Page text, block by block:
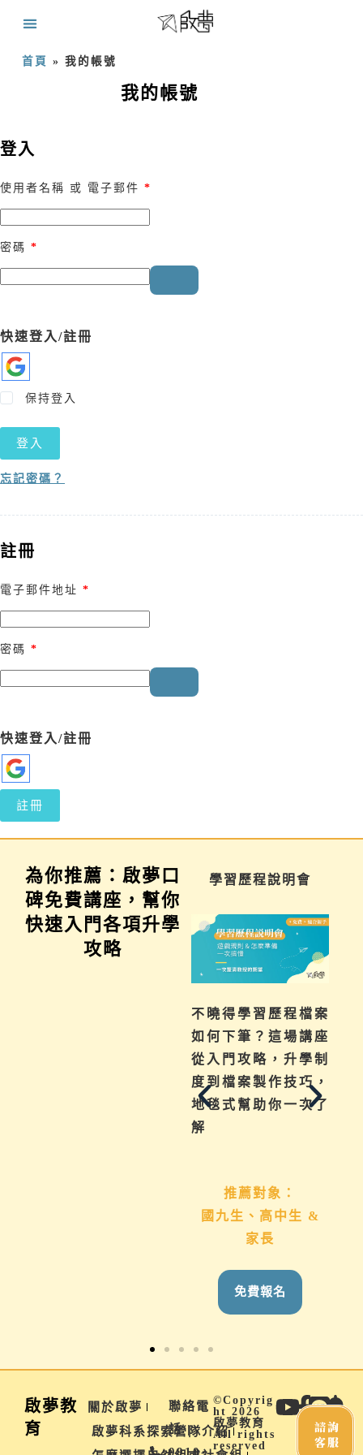
首頁 » 我的帳號
我的帳號
登入
使用者名稱 或 電子郵件 *
密碼 *
快速登入/註冊
保持登入
登入
忘記密碼？
註冊
電子郵件地址 *
密碼 *
快速登入/註冊
註冊
為你推薦：啟夢口
碑免費講座，幫你
快速入門各項升學
攻略
家長講座 學習歷程說明會
不曉得學習歷程檔案
如何下筆？這場講座
從入門攻略，升學制
度到檔案製作技巧，
地毯式幫助你一次了
解
推薦對象：
國九生、高中生 &
家長
免費報名
啟夢教
育
關於啟夢
啟夢科系探索營隊介紹
聯絡電
話 |
0910-
©Copyrig
ht 2026
啟夢教育
All rights
reserved
諮詢
客服